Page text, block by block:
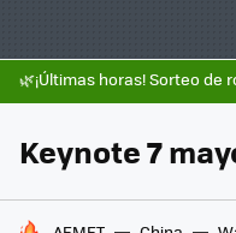
🌿¡Últimas horas! Sorteo de
Keynote 7